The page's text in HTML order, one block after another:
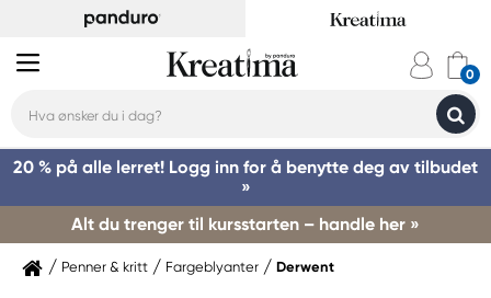
20 % på alle lerret! Logg inn for å benytte deg av tilbudet
»
Alt du trenger til kursstarten – handle her »
Penner & kritt Fargeblyanter Derwent